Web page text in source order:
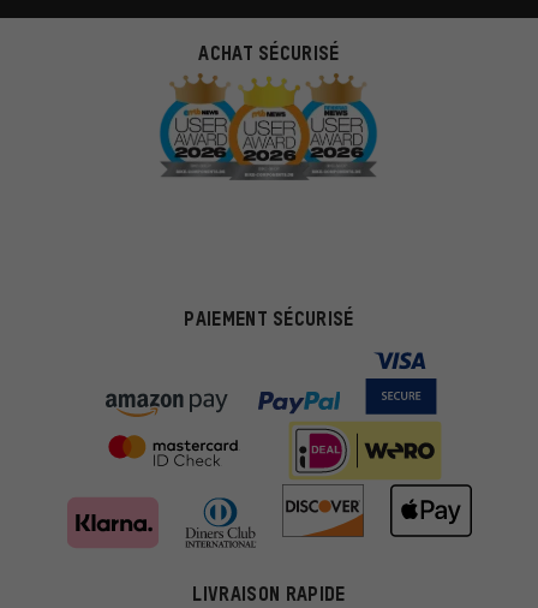
ACHAT SÉCURISÉ
PAIEMENT SÉCURISÉ
LIVRAISON RAPIDE